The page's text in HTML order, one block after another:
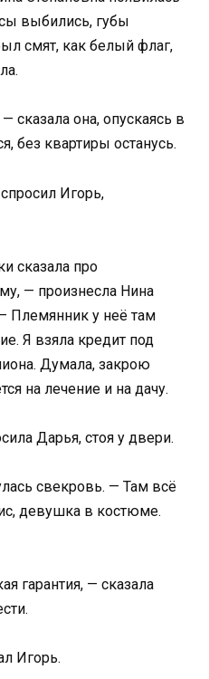
выбились, губы
смят, как белый флаг,
сказала она, опускаясь в
без квартиры останусь.
Игорь,
сказала про
— произнесла Нина
Племянник у неё там
Я взяла кредит под
Думала, закрою
на лечение и на дачу.
Дарья, стоя у двери.
свекровь. — Там всё
девушка в костюме.
гарантия, — сказала
Игорь.